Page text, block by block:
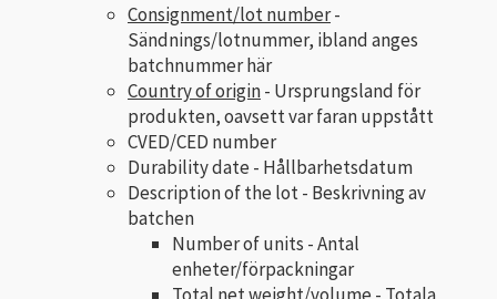
Consignment/lot number-
Sändnings/lotnummer, ibland anges
batchnummer här
Country of origin- Ursprungsland för
produkten, oavsett var faran uppstått
CVED/CED number
Durability date - Hållbarhetsdatum
Description of the lot - Beskrivning av
batchen
Number of units - Antal
enheter/förpackningar